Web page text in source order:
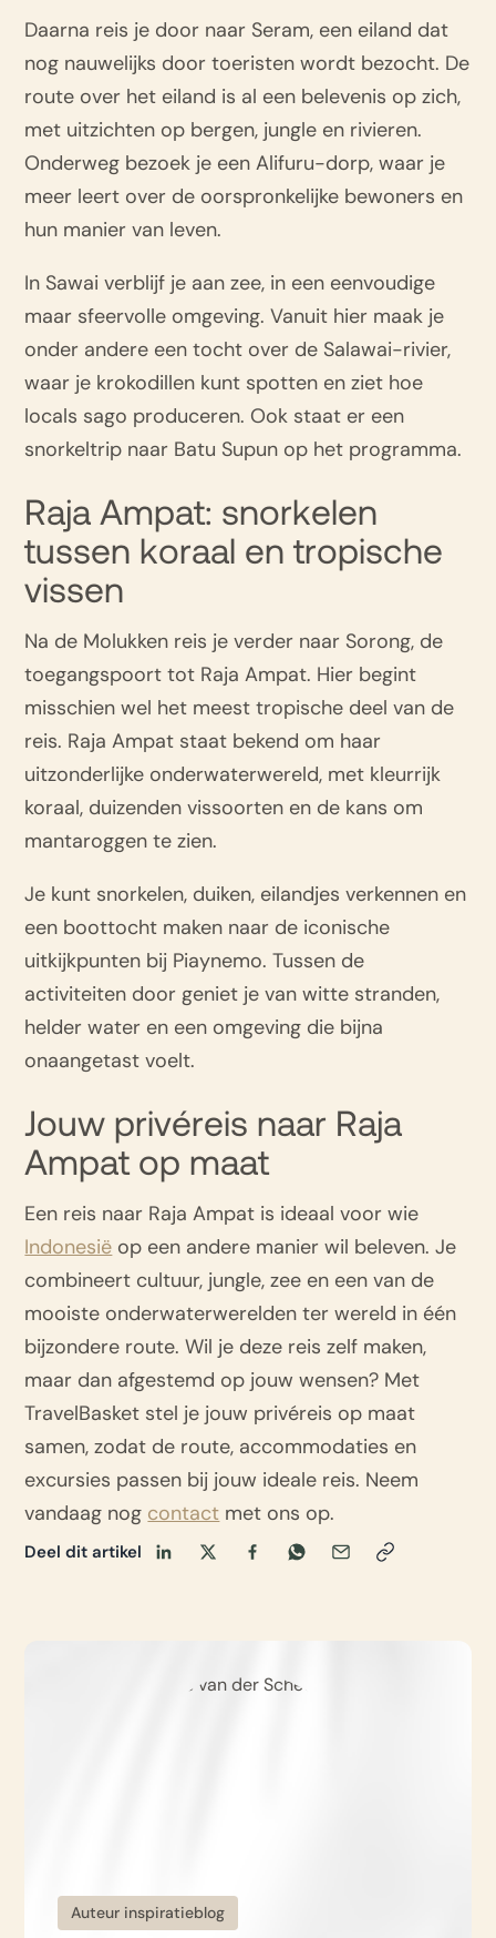
Daarna reis je door naar Seram, een eiland dat
nog nauwelijks door toeristen wordt bezocht. De
route over het eiland is al een belevenis op zich,
met uitzichten op bergen, jungle en rivieren.
Onderweg bezoek je een Alifuru-dorp, waar je
meer leert over de oorspronkelijke bewoners en
hun manier van leven.
In Sawai verblijf je aan zee, in een eenvoudige
maar sfeervolle omgeving. Vanuit hier maak je
onder andere een tocht over de Salawai-rivier,
waar je krokodillen kunt spotten en ziet hoe
locals sago produceren. Ook staat er een
snorkeltrip naar Batu Supun op het programma.
Raja Ampat: snorkelen
tussen koraal en tropische
vissen
Na de Molukken reis je verder naar Sorong, de
toegangspoort tot Raja Ampat. Hier begint
misschien wel het meest tropische deel van de
reis. Raja Ampat staat bekend om haar
uitzonderlijke onderwaterwereld, met kleurrijk
koraal, duizenden vissoorten en de kans om
mantaroggen te zien.
Je kunt snorkelen, duiken, eilandjes verkennen en
een boottocht maken naar de iconische
uitkijkpunten bij Piaynemo. Tussen de
activiteiten door geniet je van witte stranden,
helder water en een omgeving die bijna
onaangetast voelt.
Jouw privéreis naar Raja
Ampat op maat
Een reis naar Raja Ampat is ideaal voor wie
Indonesië op een andere manier wil beleven. Je
combineert cultuur, jungle, zee en een van de
mooiste onderwaterwerelden ter wereld in één
bijzondere route. Wil je deze reis zelf maken,
maar dan afgestemd op jouw wensen? Met
TravelBasket stel je jouw privéreis op maat
samen, zodat de route, accommodaties en
excursies passen bij jouw ideale reis. Neem
vandaag nog contact met ons op.
Deel dit artikel
Auteur inspiratieblog